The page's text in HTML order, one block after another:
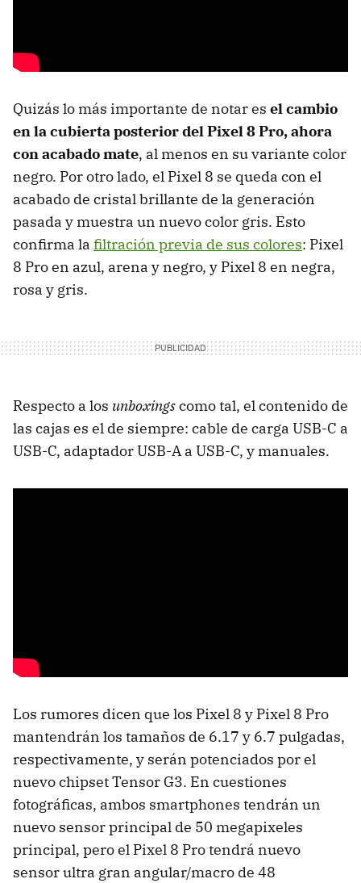
Quizás lo más importante de notar es el cambio
en la cubierta posterior del Pixel 8 Pro, ahora
con acabado mate, al menos en su variante color
negro. Por otro lado, el Pixel 8 se queda con el
acabado de cristal brillante de la generación
pasada y muestra un nuevo color gris. Esto
confirma la filtración previa de sus colores: Pixel
8 Pro en azul, arena y negro, y Pixel 8 en negra,
rosa y gris.
Respecto a los unboxingscomo tal, el contenido de
las cajas es el de siempre: cable de carga USB-C a
USB-C, adaptador USB-A a USB-C, y manuales.
Los rumores dicen que los Pixel 8 y Pixel 8 Pro
mantendrán los tamaños de 6.17 y 6.7 pulgadas,
respectivamente, y serán potenciados por el
nuevo chipset Tensor G3. En cuestiones
fotográficas, ambos smartphones tendrán un
nuevo sensor principal de 50 megapixeles
principal, pero el Pixel 8 Pro tendrá nuevo
sensor ultra gran angular/macro de 48